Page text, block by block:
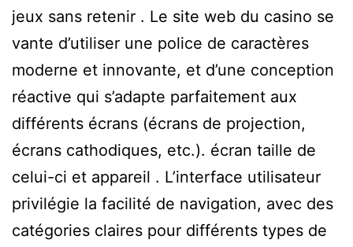
jeux sans retenir . Le site web du casino se
vante d’utiliser une police de caractères
moderne et innovante, et d’une conception
réactive qui s’adapte parfaitement aux
différents écrans (écrans de projection,
écrans cathodiques, etc.). écran taille de
celui-ci et appareil . L’interface utilisateur
privilégie la facilité de navigation, avec des
catégories claires pour différents types de